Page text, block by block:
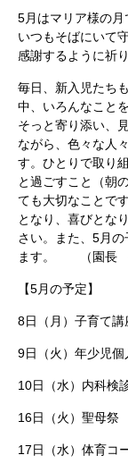
5月はマリア様の月
いつもそばにいて
感謝するように祈
毎日、新入児たち
中、いろんなこと
そっと寄り添い、
ながら、色々な人
す。ひとりで取り
と過ごすこと（朝
ても大切なことで
となり、喜びとな
さい。また、5月
ます。 （園長
【5月の予定】
8日（月）子育て
9日（火）年少児個
10日（水）内科検
16日（火）聖母祭
17日（水）体育コ